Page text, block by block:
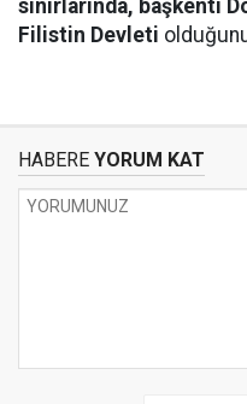
sınırlarında, başkenti
Filistin Devleti
HABERE YORUM KAT